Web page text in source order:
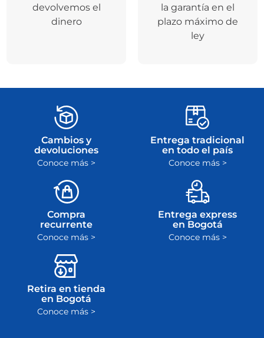
devolvemos el
dinero
la garantía en el
plazo máximo de
ley
Cambios y
devoluciones
Conoce más >
Entrega tradicional
en todo el país
Conoce más >
Compra
recurrente
Conoce más >
Entrega express
en Bogotá
Conoce más >
Retira en tienda
en Bogotá
Conoce más >